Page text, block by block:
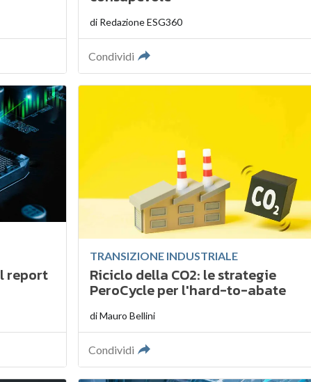
di Redazione ESG360
Condividi
report
TRANSIZIONE INDUSTRIALE
Riciclo della CO2: le strategie
PeroCycle per l'hard-to-abate
diMauro Bellini
Condividi